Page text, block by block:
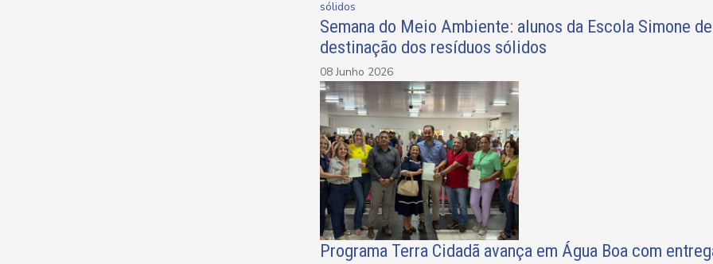
Semana do Meio Ambiente: alunos da Escola Simone
destinação dos resíduos sólidos
08 Junho 2026
Programa Terra Cidadã avança em Água Boa com